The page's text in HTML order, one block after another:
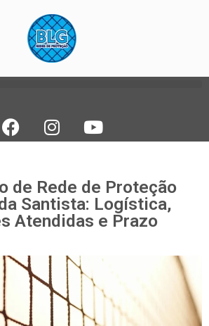
de Rede de Proteção
Santista: Logística,
Atendidas e Prazo